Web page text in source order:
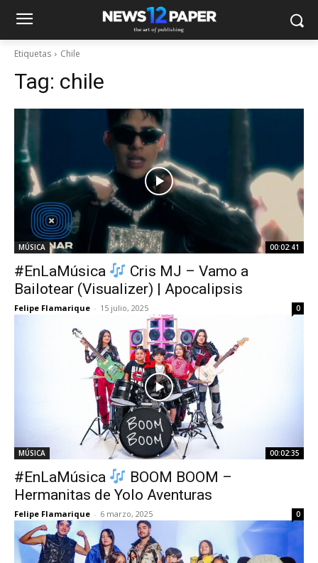
Etiquetas Chile
Tag: chile
MÚSICA 00:02:41
#EnLaMúsica
Cris MJ – Vamo a
Bailotear (Visualizer) | Apocalipsis
Felipe Flamarique - 15 julio, 2025 0
MÚSICA 00:02:35
#EnLaMúsica
BOOM BOOM –
Hermanitas de Yolo Aventuras
Felipe Flamarique - 6 marzo, 2025 0